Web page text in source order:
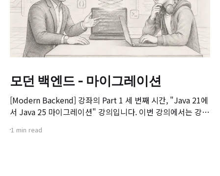
모던 백엔드 - 마이그레이션
[Modern Backend] 강좌의 Part 1 세 번째 시간, "Java 21에
서 Java 25 마이그레이션" 강의입니다. 이번 강의에서는 강좌
살펴보고, 기존 Java 21 기반 프로젝트를 Java 25 환경으로
1 min read